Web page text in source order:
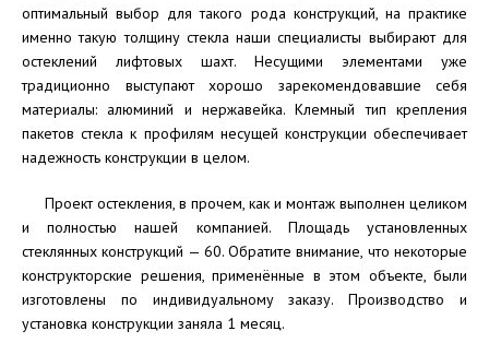
оптимальный выбор для такого рода конструкций, на практике
именно такую толщину стекла наши специалисты выбирают для
остеклений лифтовых шахт. Несущими элементами уже
традиционно выступают хорошо зарекомендовавшие себя
материалы: алюминий и нержавейка. Клемный тип крепления
пакетов стекла к профилям несущей конструкции обеспечивает
надежность конструкции в целом.
Проект остекления, в прочем, как и монтаж выполнен целиком
и полностью нашей компанией. Площадь установленных
стеклянных конструкций — 60. Обратите внимание, что некоторые
конструкторские решения, применённые в этом объекте, были
изготовлены по индивидуальному заказу. Производство и
установка конструкции заняла 1 месяц.